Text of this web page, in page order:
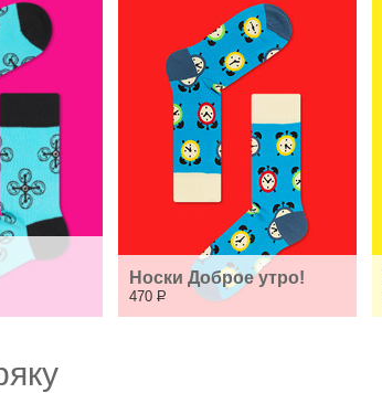
Носки Доброе утро!
470 Р